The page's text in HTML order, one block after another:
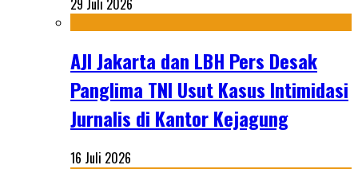
AJI Jakarta dan LBH Pers Desak
Panglima TNI Usut Kasus Intimidasi
Jurnalis di Kantor Kejagung
16 Juli 2026